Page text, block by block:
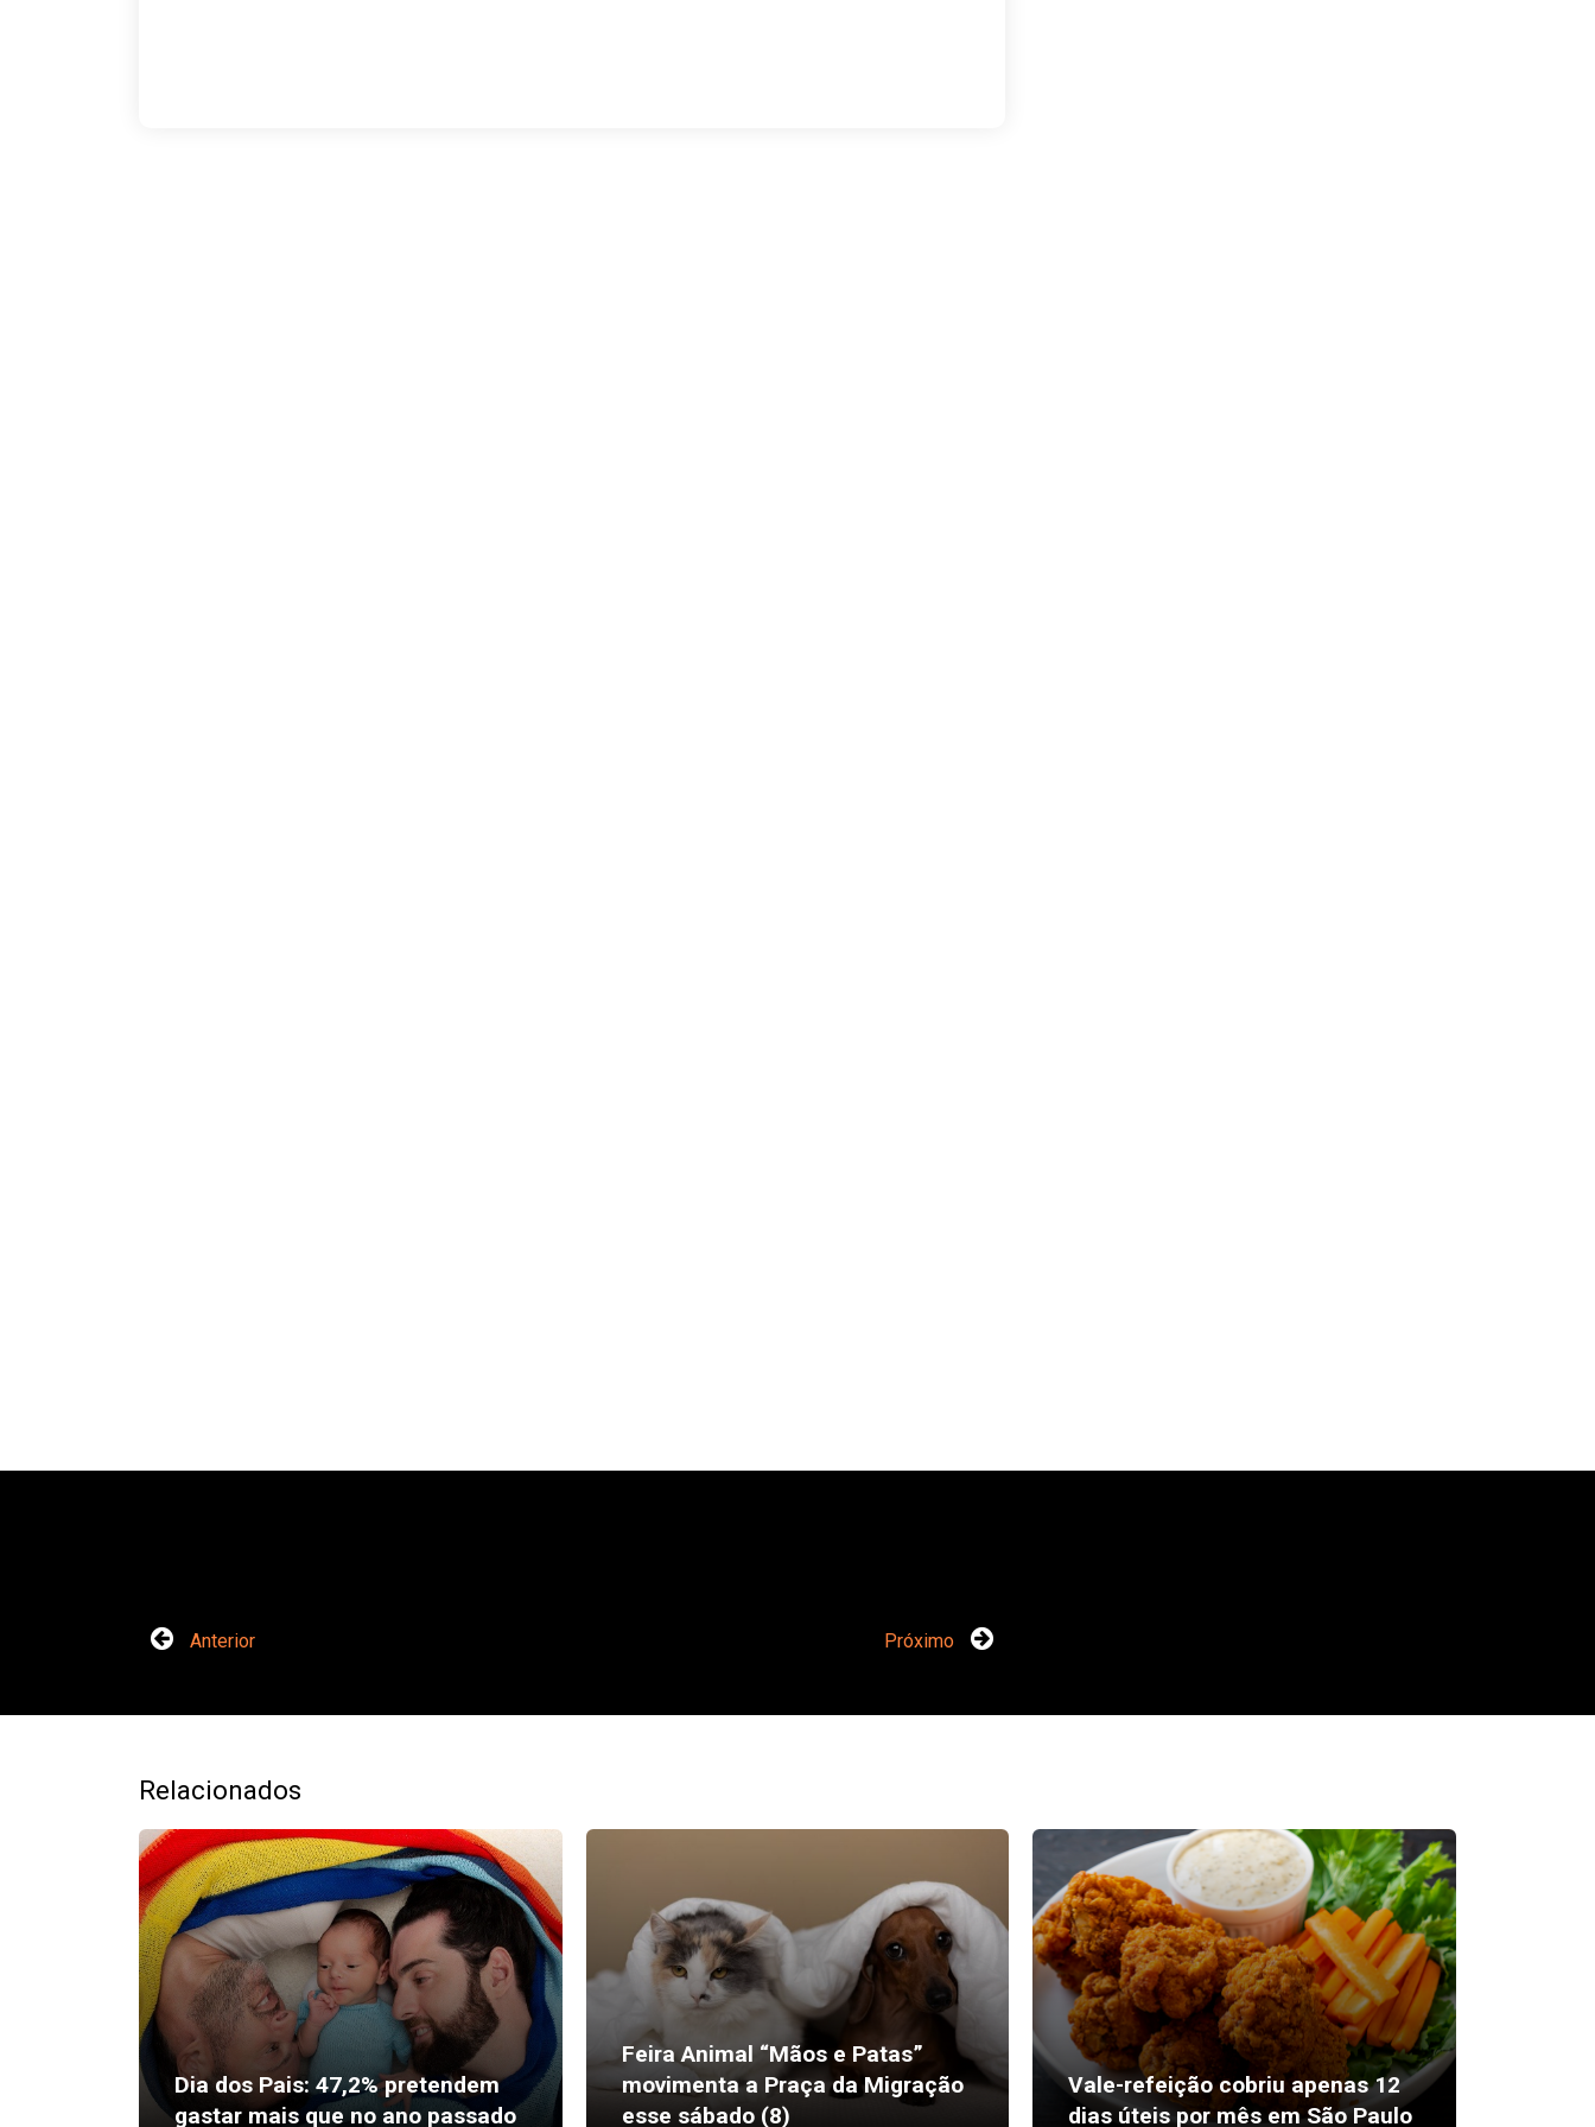
Anterior Próximo
Relacionados
Dia dos Pais: 47,2% pretendem
gastar mais que no ano passado
Feira Animal “Mãos e Patas”
movimenta a Praça da Migração
esse sábado (8)
Vale-refeição cobriu apenas 12
dias úteis por mês em São Paulo